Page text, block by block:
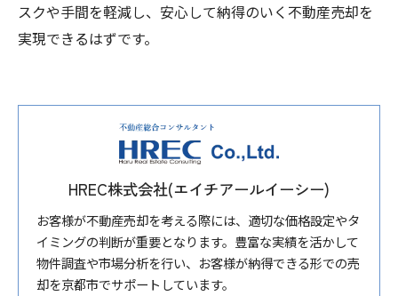
スクや手間を軽減し、安心して納得のいく不動産売却を
実現できるはずです。
HREC株式会社(エイチアールイーシー)
お客様が不動産売却を考える際には、適切な価格設定やタ
イミングの判断が重要となります。豊富な実績を活かして
物件調査や市場分析を行い、お客様が納得できる形での売
却を京都市でサポートしています。